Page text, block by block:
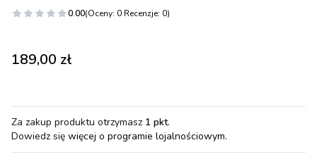
0.00(Oceny: 0 Recenzje: 0)
Cena
189,00 zł
Za zakup produktu otrzymasz 1 pkt.
Dowiedz się więcej o programie lojalnościowym.